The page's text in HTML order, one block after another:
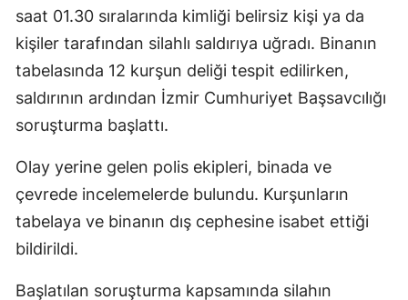
saat 01.30 sıralarında kimliği belirsiz kişi ya da
kişiler tarafından silahlı saldırıya uğradı. Binanın
tabelasında 12 kurşun deliği tespit edilirken,
saldırının ardından İzmir Cumhuriyet Başsavcılığı
soruşturma başlattı.
Olay yerine gelen polis ekipleri, binada ve
çevrede incelemelerde bulundu. Kurşunların
tabelaya ve binanın dış cephesine isabet ettiği
bildirildi.
Başlatılan soruşturma kapsamında silahın